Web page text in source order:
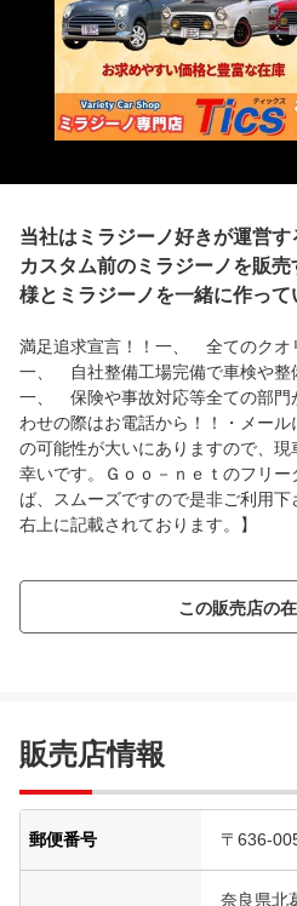
当社はミラジーノ好きが運営
カスタム前のミラジーノを販
様とミラジーノを一緒に作って
満足追求宣言！！一、 全てのクオ
一、 自社整備工場完備で車検や整
一、 保険や事故対応等全ての部門
わせの際はお電話から！！・メー
の可能性が大いにありますので、
幸いです。Ｇｏｏ－ｎｅｔのフリ
ば、スムーズですので是非ご利用
右上に記載されております。】
この販売店の
販売店情報
郵便番号 〒636-
奈良県北